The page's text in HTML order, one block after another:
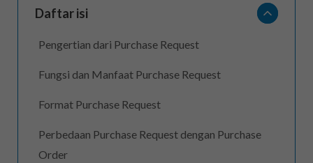
Daftar isi
Pengertian dari Purchase Request
Fungsi dan Manfaat Purchase Request
Format Purchase Request
Perbedaan Purchase Request dengan Purchase
Order